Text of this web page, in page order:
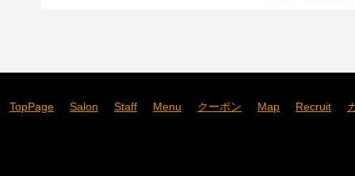
TopPage Salon Staff Menu クーポン Map Recruit